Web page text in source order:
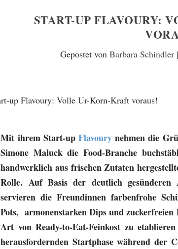
START-UP FLAVOURY:
Gepostet von Barbara Schindler|
Mit ihrem Start-up Flavoury nehmen die
Simone Maluck die Food-Branche
handwerklich aus frischen Zutaten
Rolle. Auf Basis der deutlich
servieren die Freundinnen farbenfrohe
Pots, armonenstarken Dips und
Art von Ready-to-Eat-Feinkost zu
herausfordernden Startphase während der